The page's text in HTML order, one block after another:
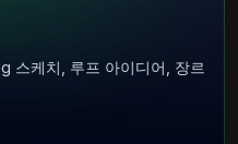
스케치, 루프 아이디어, 장르